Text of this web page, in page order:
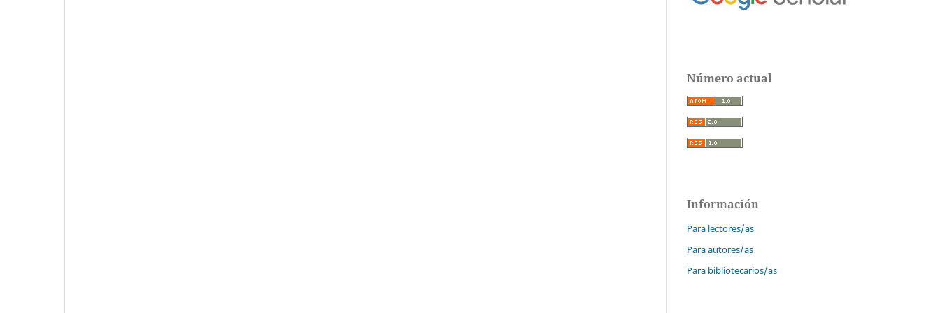
Número actual
Información
Para lectores/as
Para autores/as
Para bibliotecarios/as